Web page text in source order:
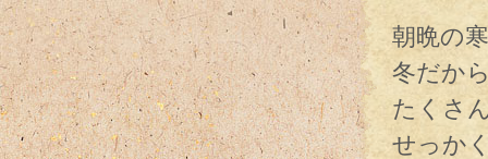
朝晩の
冬だか
たくさ
せっか